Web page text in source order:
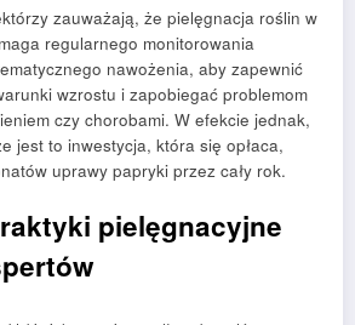
zauważają, że pielęgnacja roślin w
regularnego monitorowania
nawożenia, aby zapewnić
wzrostu i zapobiegać problemom
czy chorobami. W efekcie jednak,
jest to inwestycja, która się opłaca,
uprawy papryki przez cały rok.
pielęgnacyjne